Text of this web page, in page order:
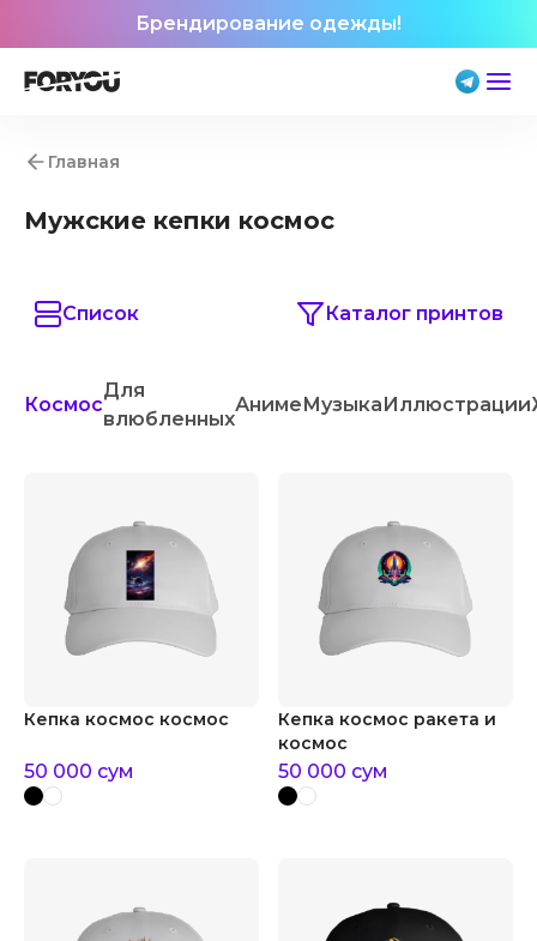
Брендирование одежды!
Главная
Мужские кепки космос
Список Каталог принтов
Космос
Для
влюбленных
АнимеМузыкаИллюстрации
Кепка космос космос
50 000 сум
Кепка космос ракета и
космос
50 000 сум